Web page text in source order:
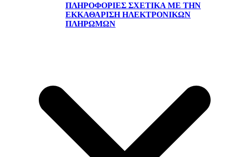
ΠΛΗΡΟΦΟΡΊΕΣ ΣΧΕΤΙΚΆ ΜΕ ΤΗΝ
ΕΚΚΑΘΆΡΙΣΗ ΗΛΕΚΤΡΟΝΙΚΏΝ
ΠΛΗΡΩΜΏΝ